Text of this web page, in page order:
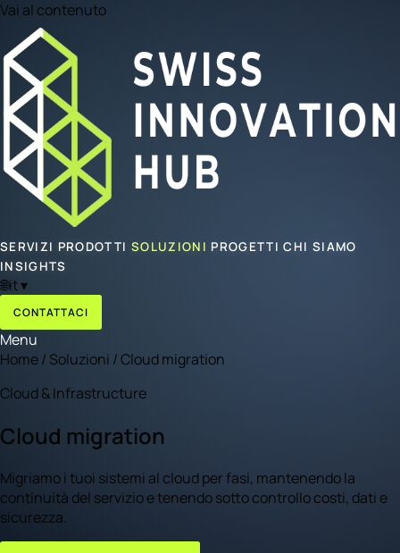
Vai al contenuto
SERVIZI PRODOTTI SOLUZIONI PROGETTICHI SIAMO
INSIGHTS
🌐it▾
CONTATTACI
Menu
Home/ Soluzioni /Cloud migration
Cloud & Infrastructure
Cloud migration
Migriamo i tuoi sistemi al cloud per fasi, mantenendo la
continuità del servizio e tenendo sotto controllo costi, dati e
sicurezza.